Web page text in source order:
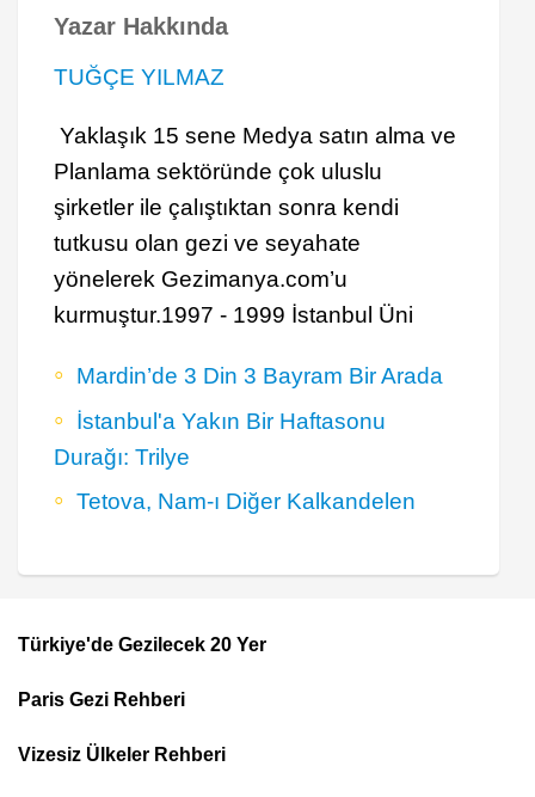
Yazar Hakkında
TUĞÇE YILMAZ
Yaklaşık 15 sene Medya satın alma ve
Planlama sektöründe çok uluslu
şirketler ile çalıştıktan sonra kendi
tutkusu olan gezi ve seyahate
yönelerek Gezimanya.com’u
kurmuştur.1997 - 1999 İstanbul Üni
Mardin’de 3 Din 3 Bayram Bir Arada
İstanbul'a Yakın Bir Haftasonu
Durağı: Trilye
Tetova, Nam-ı Diğer Kalkandelen
Top
Menu
Türkiye'de Gezilecek 20 Yer
Paris Gezi Rehberi
Vizesiz Ülkeler Rehberi